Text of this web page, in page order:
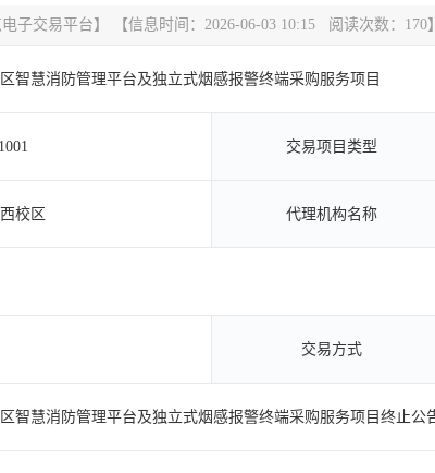
子交易平台】 【信息时间：2026-06-03 10:15 阅读次数： 170】
智慧消防管理平台及独立式烟感报警终端采购服务项目
交易项目类型
校区 代理机构名称
交易方式
智慧消防管理平台及独立式烟感报警终端采购服务项目终止公